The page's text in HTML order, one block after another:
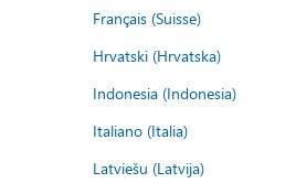
Français (Suisse)
Hrvatski (Hrvatska)
Indonesia (Indonesia)
Italiano (Italia)
Latviešu (Latvija)